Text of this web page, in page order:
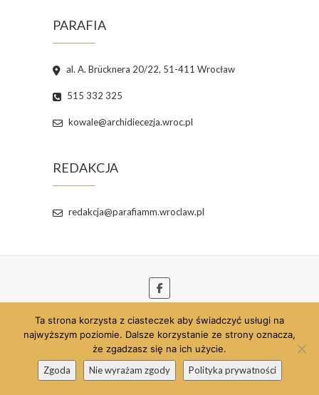
PARAFIA
al. A. Brücknera 20/22, 51-411 Wrocław
515 332 325
kowale@archidiecezja.wroc.pl
REDAKCJA
redakcja@parafiamm.wroclaw.pl
© 2026Parafia pw. Najświętszej Maryi Panny
Matki Miłosierdzia we Wrocławiu | Szablon strony
opracowany przez:Theme Freesia| Strona
wspierana przez: WordPress
Ta strona korzysta z ciasteczek aby świadczyć usługi na
najwyższym poziomie. Dalsze korzystanie ze strony oznacza,
że zgadzasz się na ich użycie.
Zgoda
Nie wyrażam zgody Polityka prywatności